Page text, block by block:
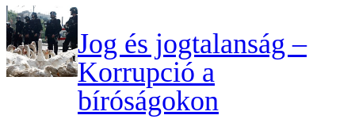
Jog és jogtalanság –
Korrupció a
bíróságokon